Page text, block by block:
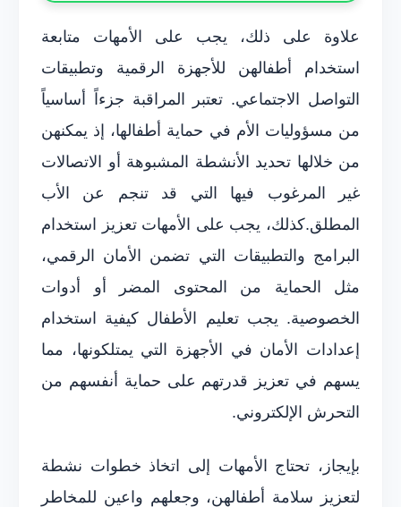
علاوة على ذلك، يجب على الأمهات متابعة
استخدام أطفالهن للأجهزة الرقمية وتطبيقات
التواصل الاجتماعي. تعتبر المراقبة جزءاً أساسياً
من مسؤوليات الأم في حماية أطفالها، إذ يمكنهن
من خلالها تحديد الأنشطة المشبوهة أو الاتصالات
غير المرغوب فيها التي قد تنجم عن الأب
المطلق.كذلك، يجب على الأمهات تعزيز استخدام
البرامج والتطبيقات التي تضمن الأمان الرقمي،
مثل الحماية من المحتوى المضر أو أدوات
الخصوصية. يجب تعليم الأطفال كيفية استخدام
إعدادات الأمان في الأجهزة التي يمتلكونها، مما
يسهم في تعزيز قدرتهم على حماية أنفسهم من
التحرش الإلكتروني.
بإيجاز، تحتاج الأمهات إلى اتخاذ خطوات نشطة
لتعزيز سلامة أطفالهن، وجعلهم واعين للمخاطر